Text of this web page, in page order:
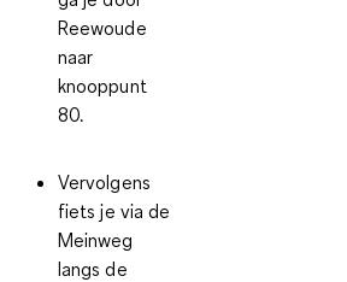
Reewoude
naar
knooppunt
80.
Vervolgens
fiets je via de
Meinweg
langs de